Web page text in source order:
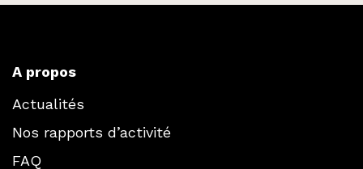
A propos
Actualités
Nos rapports d’activité
FAQ